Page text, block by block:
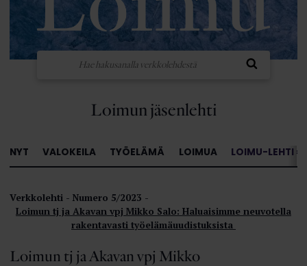
Loimun jäsenlehti
NYT VALOKEILA TYÖELÄMÄ LOIMUA LOIMU-LEHTI »
Verkkolehti
Numero 5/2023
Loimun tj ja Akavan vpj Mikko Salo: Haluaisimme neuvotella
rakentavasti työelämäuudistuksista
Loimun tj ja Akavan vpj Mikko